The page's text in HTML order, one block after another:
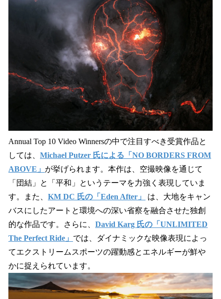
Annual Top 10 Video Winnersの中で注目すべき受賞作品と
しては、 Michael Putzer 氏による「NO BORDERS FROM
ABOVE」 が挙げられます。本作は、空撮映像を通じて
「団結」と「平和」というテーマを力強く表現していま
す。また、 KM DC 氏の「Eden After」
は、大地をキャン
バスにしたアートと環境への深い省察を融合させた独創
的な作品です。さらに、 David Karg 氏の「UNLIMITED
The Perfect Ride」 では、ダイナミックな映像表現によっ
てエクストリームスポーツの躍動感とエネルギーが鮮や
かに捉えられています。